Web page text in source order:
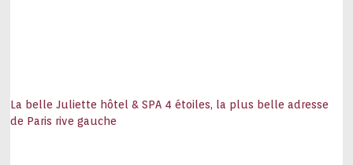
La belle Juliette hôtel & SPA 4 étoiles, la plus belle adresse
de Paris rive gauche